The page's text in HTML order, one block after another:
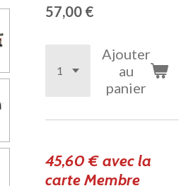
57,00 €
Ajouter
au
panier
45,60 € avec la
carte Membre